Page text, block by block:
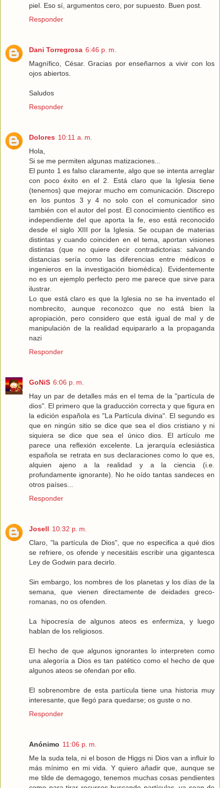
piel. Eso sí, argumentos cero, por supuesto. Buen post.
Responder
Dani Torregrosa 6:46 p. m.
Magnífico, César. Gracias por enseñarnos a vivir con los
ojos abiertos.
Saludos
Responder
Dolores 10:11 a. m.
Hola,
Si se me permiten algunas matizaciones...
El punto 1 es falso claramente, algo que se intenta arreglar
con poco éxito en el 2. Está claro que la Iglesia tiene
(tenemos) que mejorar mucho em comunicación. Discrepo
en los puntos 3 y 4 no solo con el comunicador sino
también con el autor del post. El conocimiento científico es
independiente del que aporta la fe, eso está reconocido
desde el siglo XIII por la Iglesia. Se ocupan de materias
distintas y cuando coinciden en el tema, aportan visiones
distintas (que no quiere decir contradictorias: salvando
distancias sería como las diferencias entre médicos e
ingenieros en la investigación biomédica). Evidentemente
no es un ejemplo perfecto pero me parece que sirve para
ilustrar.
Lo que está claro es que la Iglesia no se ha inventado el
nombrecito, aunque reconozco que no está bien la
apropiación, pero considero que está igual de mal y de
manipulación de la realidad equipararlo a la propaganda
nazi
Responder
GoNiS 6:06 p. m.
Hay un par de detalles más en el tema de la "partícula de
dios". El primero que la graducción correcta y que figura en
la edición española es "La Partícula divina". El segundo es
que en ningún sitio se dice que sea el dios cristiano y ni
siquiera se dice que sea el único dios. El artículo me
parece una reflexión excelente. La jerarquía eclesiástica
española se retrata en sus declaraciones como lo que es,
alquien ajeno a la realidad y a la ciencia (i.e.
profundamente ignorante). No he oído tantas sandeces en
otros países...
Responder
Josell 10:32 p. m.
Claro, "la partícula de Dios", que no especifica a qué dios
se refriere, os ofende y necesitáis escribir una gigantesca
Ley de Godwin para decirlo.
Sin embargo, los nombres de los planetas y los días de la
semana, que vienen directamente de deidades greco-
romanas, no os ofenden.
La hipocresía de algunos ateos es enfermiza, y luego
hablan de los religiosos.
El hecho de que algunos ignorantes lo interpreten como
una alegoría a Dios es tan patético como el hecho de que
algunos ateos se ofendan por ello.
El sobrenombre de esta partícula tiene una historia muy
interesante, que llegó para quedarse; os guste o no.
Responder
Anónimo 11:06 p. m.
Me la suda tela, ni el boson de Higgs ni Dios van a influir lo
más mínimo en mi vida. Y quiero añadir que, aunque se
me tilde de demagogo, tenemos muchas cosas pendientes